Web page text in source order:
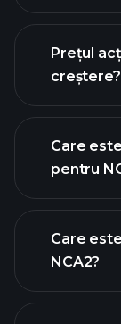
graficul
Prețul
creștere?
graficul
Care
pentru
Care
NCA2?